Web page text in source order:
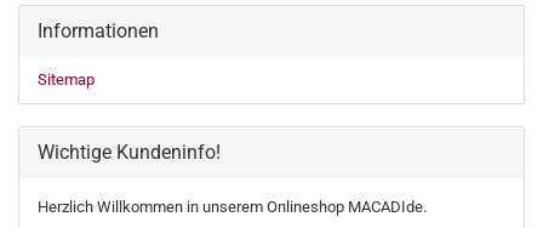
Informationen
Sitemap
Wichtige Kundeninfo!
Herzlich Willkommen in unserem Onlineshop MACADIde.